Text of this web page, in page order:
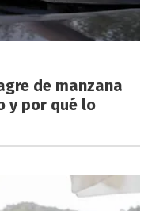
de manzana
y por qué lo